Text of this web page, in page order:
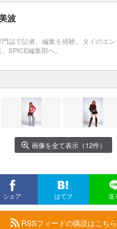
波
誌で記者、編集を経験。タイのエ
SPICE編集部へ。
画像を全て表示（12件）
シェア はてブ 送
RSSフィードの購読はこちら